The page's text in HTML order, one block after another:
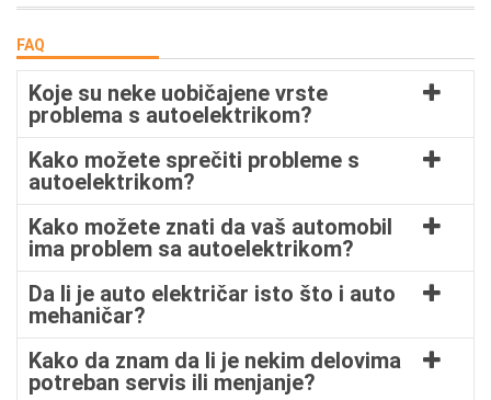
FAQ
Koje su neke uobičajene vrste
problema s autoelektrikom?
Kako možete sprečiti probleme s
autoelektrikom?
Kako možete znati da vaš automobil
ima problem sa autoelektrikom?
Da li je auto električar isto što i auto
mehaničar?
Kako da znam da li je nekim delovima
potreban servis ili menjanje?